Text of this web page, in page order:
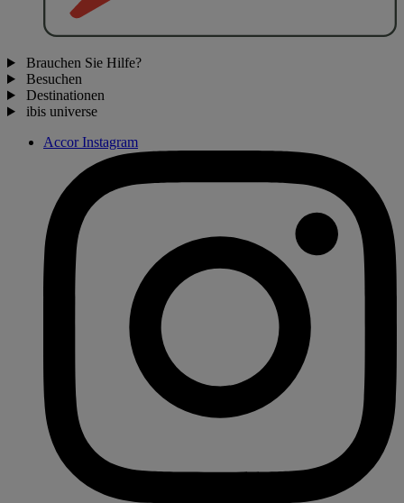
Brauchen Sie Hilfe?
Besuchen
Destinationen
ibis universe
Accor Instagram